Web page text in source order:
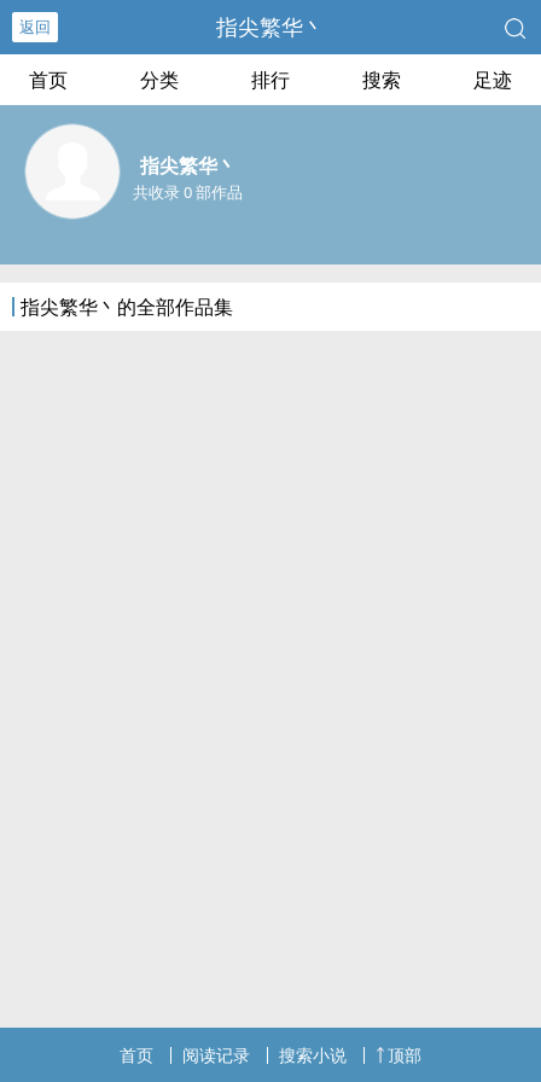
返回 指尖繁华丶
首页 分类 排行 搜索 足迹
指尖繁华丶
共收录 0 部作品
指尖繁华丶的全部作品集
首页 阅读记录 搜索小说 顶部